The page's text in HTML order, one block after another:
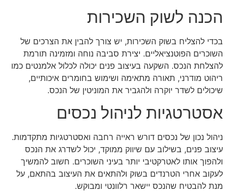
הכנה לשוק השכירות
בכדי להצליח בשוק השכירות, יש צורך להבין את הצרכים של
השוכרים הפוטנציאליים. יצירת סביבה נוחה ומזמינה תורמת
להצלחת הנכס. השקעה בעיצוב פנים יכולה לכלול אלמנטים כמו
ריהוט מודרני, תאורה מתאימה ושימוש בחומרים איכותיים,
שיכולים לשדר יוקרה ולהגביר את המוניטין של הנכס.
אסטרטגיות לניהול נכסים
ניהול נכון של נכסים דורש ראייה רחבה ואסטרטגיות מתקדמות.
עיצוב פנים, בשילוב עם שיווק ממוקד, יכול לשדרג את הנכס
ולהפוך אותו לאטרקטיבי יותר בעיני השוכרים. חשוב להמשיך
לעקוב אחרי הטרנדים בשוק ולהתאים את העיצוב בהתאם, על
מנת להבטיח שהנכס יישאר רלוונטי ומבוקש.